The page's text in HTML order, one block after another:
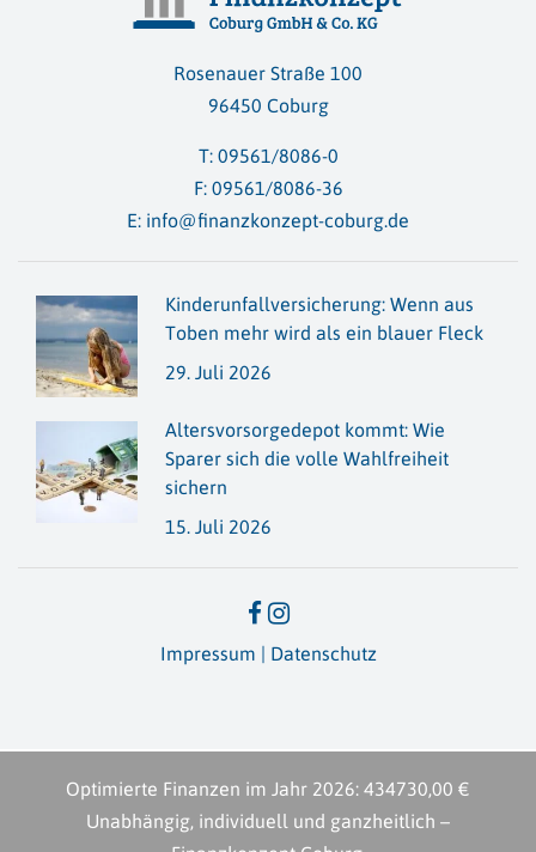
Rosenauer Straße 100
96450 Coburg
T: 09561/8086-0
F: 09561/8086-36
E: info@finanzkonzept-coburg.de
Kinderunfallversicherung: Wenn aus
Toben mehr wird als ein blauer Fleck
29. Juli 2026
Altersvorsorge­depot kommt: Wie
Sparer sich die volle Wahlfreiheit
sichern
15. Juli 2026
Impressum | Datenschutz
Optimierte Finanzen im Jahr 2026: 434730,00 €
Unabhängig, individuell und ganzheitlich –